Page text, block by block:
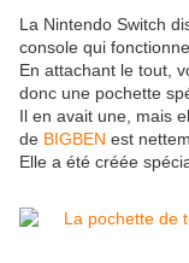
La Nintendo Switch
console qui
En attachant le tout,
donc une pochette
Il en avait une, mais
de BIGBEN est
Elle a été créée